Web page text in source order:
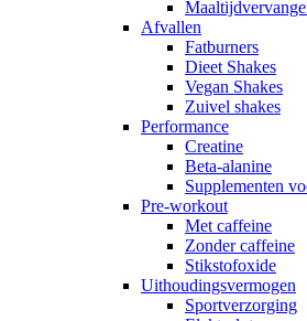
Afvallen
Fatburners
Dieet Shakes
Vegan Shakes
Zuivel shakes
Performance
Creatine
Beta-alanine
Supplementen
Pre-workout
Met caffeine
Zonder caffeine
Stikstofoxide
Uithoudingsvermogen
Sportverzorging